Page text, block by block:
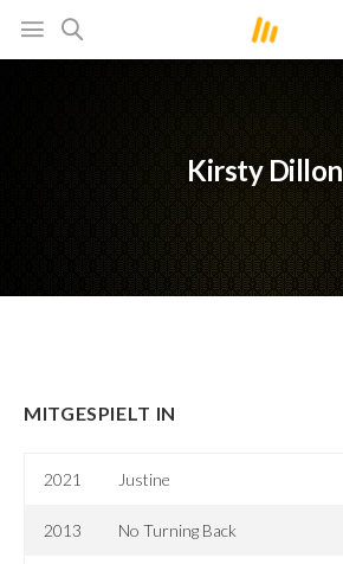
Kirsty Dillon
MITGESPIELT IN
2021 Justine
2013 No Turning Back